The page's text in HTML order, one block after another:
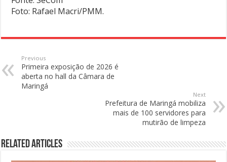
Foto: Rafael Macri/PMM.
Previous
Primeira exposição de 2026 é
aberta no hall da Câmara de
Maringá
Next
Prefeitura de Maringá mobiliza
mais de 100 servidores para
mutirão de limpeza
Related Articles